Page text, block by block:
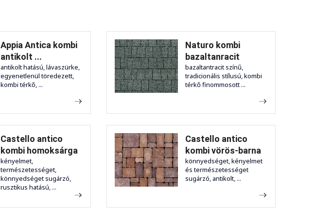
Appia Antica kombi
antikolt ...
antikolt hatású, lávaszürke,
egyenetlenül töredezett,
kombi térkő, ...
Naturo kombi
bazaltanracit
bazaltantracit színű,
tradicionális stílusú, kombi
térkő finommosott ...
Castello antico
kombi homoksárga
kényelmet,
természetességet,
könnyedséget sugárzó,
rusztikus hatású, ...
Castello antico
kombi vörös-barna
könnyedséget, kényelmet
és természetességet
sugárzó, antikolt, ...